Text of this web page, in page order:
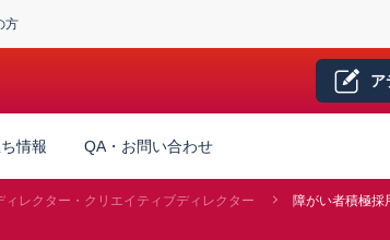
方
ア
情報 QA・お問い合わせ
ィレクター・クリエイティブディレクター 障がい者積極採